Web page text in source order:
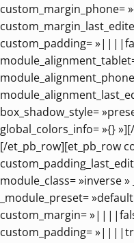
custom_padding=
box_shadow_style=
global_colors_info= »{}
[/et_pb_row][et_pb_row
module_class= »inverse
_module_preset=
custom_margin=
custom_padding=